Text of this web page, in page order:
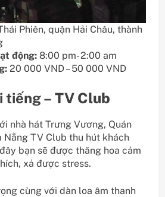
Phiên, quận Hải Châu, thành
động: 8:00 pm- 2:00 am
20 000 VND – 50 000 VND
tiếng – TV Club
nhà hát Trưng Vương, Quán
Nẵng TV Club thu hút khách
bạn sẽ được thăng hoa cảm
xả được stress.
cùng với dàn loa âm thanh